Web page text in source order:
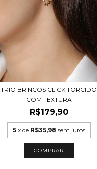
TRIO BRINCOS CLICK TORCIDO
COM TEXTURA
R$179,90
5 x de R$35,98 sem juros
COMPRAR